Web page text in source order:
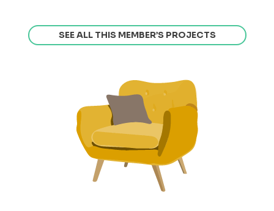
SEE ALL THIS MEMBER’S PROJECTS